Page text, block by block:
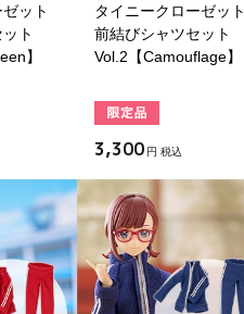
ット
ト
】
タイニークローゼット
前結びシャツセット
Vol.2【Camouflage】
3,300 円 税込